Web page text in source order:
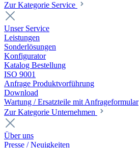
Zur Kategorie Service
Unser Service
Leistungen
Sonderlösungen
Konfigurator
Katalog Bestellung
ISO 9001
Anfrage Produktvorführung
Download
Wartung / Ersatzteile mit Anfrageformular
Zur Kategorie Unternehmen
Über uns
Presse / Neuigkeiten